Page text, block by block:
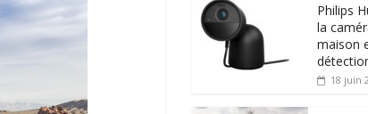
Philips
la
maison
18 juin